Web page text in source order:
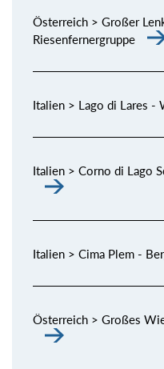
Österreich > Großer
Riesenfernergruppe
Italien > Lago di Lares -
Italien > Corno di Lago
Italien > Cima Plem -
Österreich > Großes